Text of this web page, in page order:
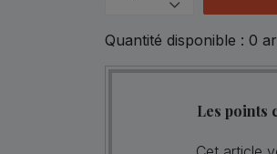
Quantité disponible : 0
Les points